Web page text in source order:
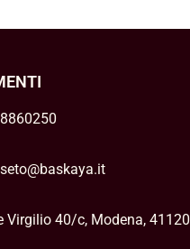
Virgilio 40/c, Modena, 41120